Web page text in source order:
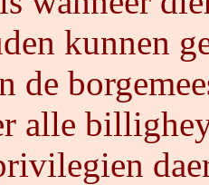
kunnen
de
alle